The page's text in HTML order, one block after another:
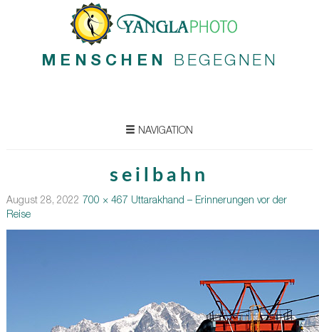
MENSCHEN BEGEGNEN
NAVIGATION
seilbahn
August 28, 2022 700 × 467 Uttarakhand – Erinnerungen vor der
Reise